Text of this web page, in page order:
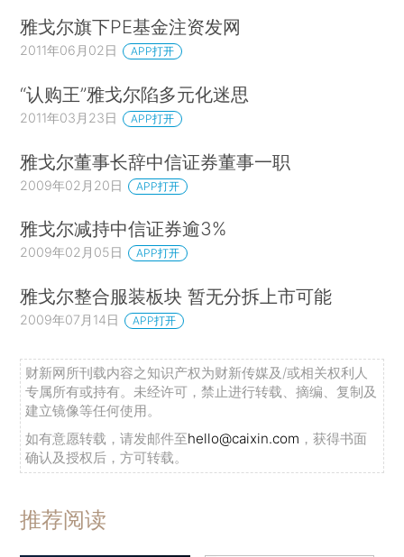
雅戈尔旗下PE基金注资发网
2011年06月02日 APP打开
“认购王”雅戈尔陷多元化迷思
2011年03月23日 APP打开
雅戈尔董事长辞中信证券董事一职
2009年02月20日 APP打开
雅戈尔减持中信证券逾3%
2009年02月05日 APP打开
雅戈尔整合服装板块 暂无分拆上市可能
2009年07月14日 APP打开
财新网所刊载内容之知识产权为财新传媒及/或相关权利人
专属所有或持有。未经许可，禁止进行转载、摘编、复制及
建立镜像等任何使用。
如有意愿转载，请发邮件至hello@caixin.com ，获得书面
确认及授权后，方可转载。
推荐阅读